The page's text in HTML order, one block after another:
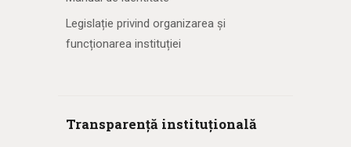
Legislație privind organizarea și
funcționarea instituției
Transparență instituțională